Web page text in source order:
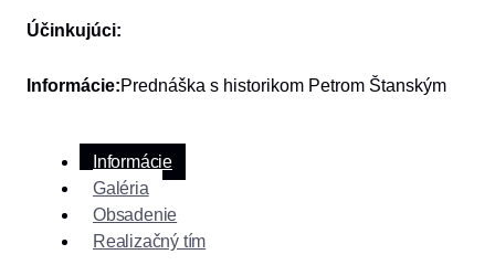
Účinkujúci:
Informácie:Prednáška s historikom Petrom Štanským
Informácie
Galéria
Obsadenie
Realizačný tím